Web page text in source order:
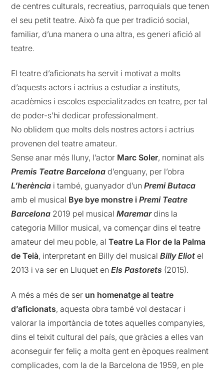
de centres culturals, recreatius, parroquials que tenen
el seu petit teatre. Això fa que per tradició social,
familiar, d’una manera o una altra, es generi afició al
teatre.
El teatre d’aficionats ha servit i motivat a molts
d’aquests actors i actrius a estudiar a instituts,
acadèmies i escoles especialitzades en teatre, per tal
de poder-s’hi dedicar professionalment.
No oblidem que molts dels nostres actors i actrius
provenen del teatre amateur.
Sense anar més lluny, l’actor Marc Soler, nominat als
Premis Teatre Barcelona d’enguany, per l’obra
L’herència i també, guanyador d’unPremi Butaca
amb el musical Bye bye monstre iPremi Teatre
Barcelona 2019 pel musicalMaremardins la
categoria Millor musical, va començar dins el teatre
amateur del meu poble, alTeatre La Flor de la Palma
de Teià, interpretant en Billy del musicalBilly Eliotel
2013 i va ser en Lluquet enEls Pastorets (2015).
A més a més de ser un homenatge al teatre
d’aficionats, aquesta obra també vol destacar i
valorar la importància de totes aquelles companyies,
dins el teixit cultural del país, que gràcies a elles van
aconseguir fer feliç a molta gent en èpoques realment
complicades, com la de la Barcelona de 1959, en ple